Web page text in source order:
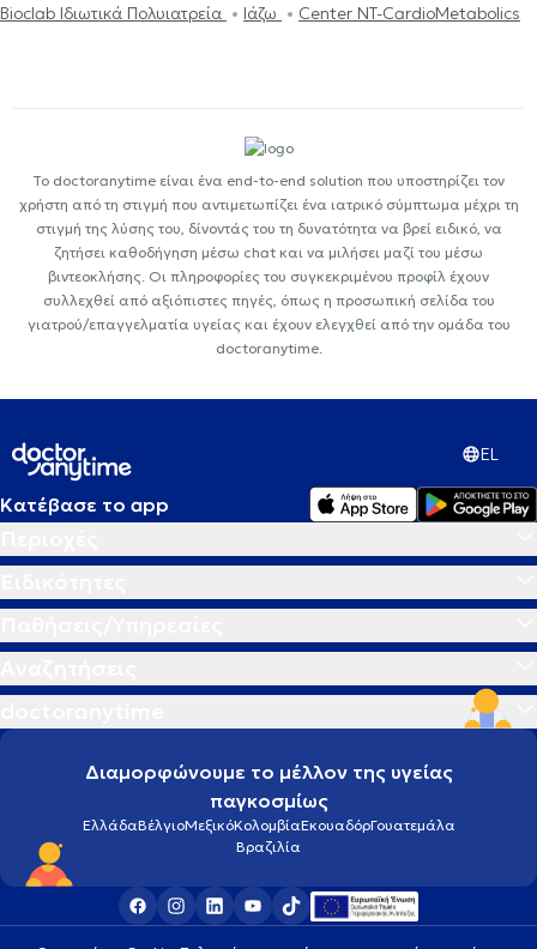
Bioclab Ιδιωτικά Πολυιατρεία
Ιάζω Center NT-CardioMetabolics
Το doctoranytime είναι ένα end-to-end solution που υποστηρίζει τον
χρήστη από τη στιγμή που αντιμετωπίζει ένα ιατρικό σύμπτωμα μέχρι τη
στιγμή της λύσης του, δίνοντάς του τη δυνατότητα να βρεί ειδικό, να
ζητήσει καθοδήγηση μέσω chat και να μιλήσει μαζί του μέσω
βιντεοκλήσης. Οι πληροφορίες του συγκεκριμένου προφίλ έχουν
συλλεχθεί από αξιόπιστες πηγές, όπως η προσωπική σελίδα του
γιατρού/επαγγελματία υγείας και έχουν ελεγχθεί από την ομάδα του
doctoranytime.
EL
Κατέβασε το app
Διαμορφώνουμε το μέλλον της υγείας
παγκοσμίως
ΕλλάδαΒέλγιοΜεξικόΚολομβίαΕκουαδόρΓουατεμάλα
Βραζιλία